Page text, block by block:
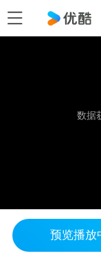
数据
预览播放